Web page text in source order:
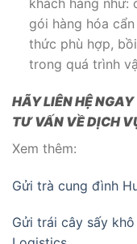
khách hàng
gói hàng hóa
thức phù hợp,
trong quá trình
HÃY LIÊN HỆ
TƯ VẤN VỀ DỊCH
Xem thêm:
Gửi trà cung đình
Gửi trái cây sấy